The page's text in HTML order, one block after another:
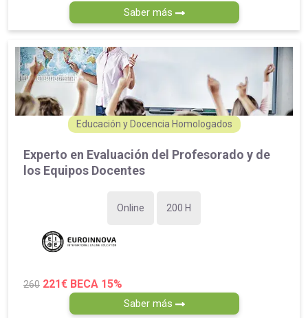
Saber más
Educación y Docencia Homologados
Experto en Evaluación del Profesorado y de
los Equipos Docentes
Online 200 H
260 221€ BECA 15%
Saber más